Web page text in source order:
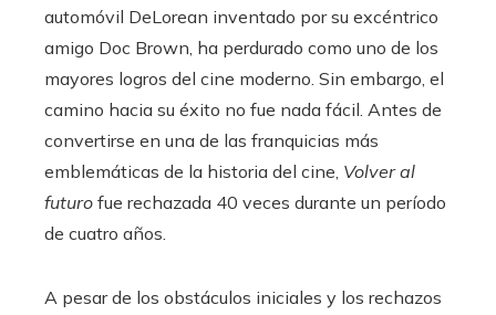
automóvil DeLorean inventado por su excéntrico
amigo Doc Brown, ha perdurado como uno de los
mayores logros del cine moderno. Sin embargo, el
camino hacia su éxito no fue nada fácil. Antes de
convertirse en una de las franquicias más
emblemáticas de la historia del cine, Volver al
futuro fue rechazada 40 veces durante un período
de cuatro años.
A pesar de los obstáculos iniciales y los rechazos